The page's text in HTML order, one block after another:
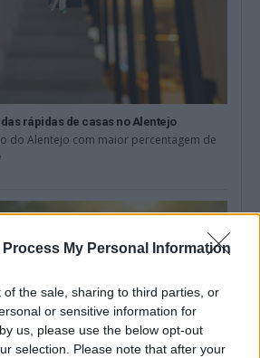
Process My Personal Information
of the sale, sharing to third parties, or
or sensitive information for
us, please use the below opt-out
selection. Please note that after your
rápidas de casas no Alentejo
do Alentejo com maior percentagem de